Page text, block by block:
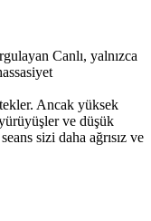
Canlı, yalnızca
Ancak yüksek
ve düşük
sizi daha ağrısız ve